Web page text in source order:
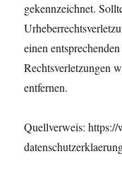
gekennzeichnet.
einen
Rechtsverletzungen
entfernen.
Quellverweis: